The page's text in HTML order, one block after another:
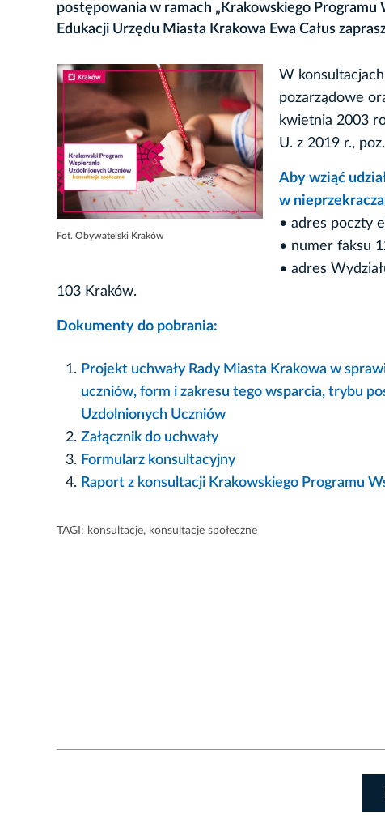
postępowania w ramach „Krakowskiego Programu
Edukacji Urzędu Miasta Krakowa Ewa Całus
Fot. Obywatelski Kraków
W
pozarządowe
kwietnia 2003
U. z 2019 r.,
Aby wziąć
w
• adres poczty
• numer faksu
• adres
103 Kraków.
Dokumenty do pobrania:
Projekt uchwały Rady Miasta Krakowa w
uczniów, form i zakresu tego wsparcia, trybu
Uzdolnionych Uczniów
Załącznik do uchwały
Formularz konsultacyjny
Raport z konsultacji Krakowskiego Programu
TAGI: konsultacje, konsultacje społeczne